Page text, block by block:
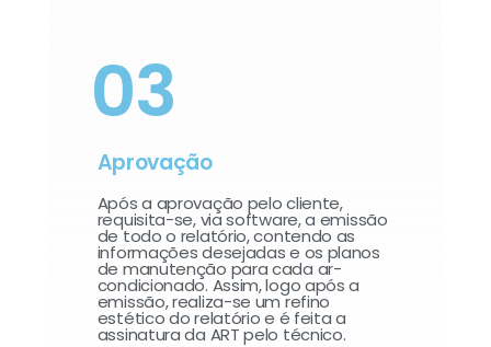
03
Aprovação
Após a aprovação pelo cliente,
requisita-se, via software, a emissão
de todo o relatório, contendo as
informações desejadas e os planos
de manutenção para cada ar-
condicionado. Assim, logo após a
emissão, realiza-se um refino
estético do relatório e é feita a
assinatura da ART pelo técnico.